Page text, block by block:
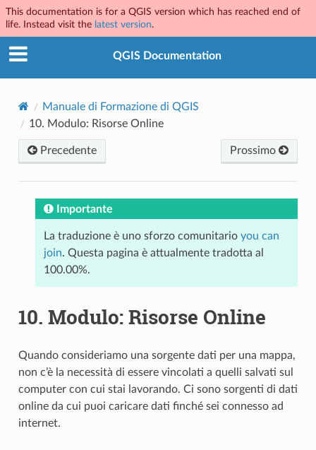
This documentation is for a QGIS version which has reached end of
life. Instead visit the latest version.
QGIS Documentation
Manuale di Formazione di QGIS
10. Modulo: Risorse Online
Precedente Prossimo
Importante
La traduzione è uno sforzo comunitario you can
join. Questa pagina è attualmente tradotta al
100.00%.
10. Modulo: Risorse Online
Quando consideriamo una sorgente dati per una mappa,
non c’è la necessità di essere vincolati a quelli salvati sul
computer con cui stai lavorando. Ci sono sorgenti di dati
online da cui puoi caricare dati finché sei connesso ad
internet.